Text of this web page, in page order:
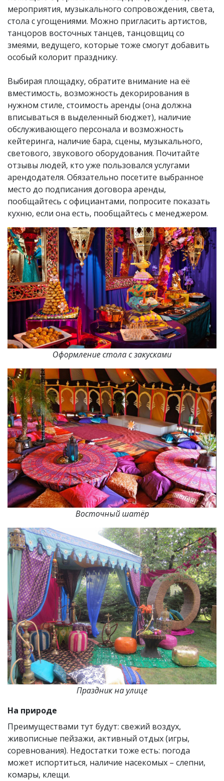
мероприятия, музыкального сопровождения, света,
стола с угощениями. Можно пригласить артистов,
танцоров восточных танцев, танцовщиц со
змеями, ведущего, которые тоже смогут добавить
особый колорит празднику.
Выбирая площадку, обратите внимание на её
вместимость, возможность декорирования в
нужном стиле, стоимость аренды (она должна
вписываться в выделенный бюджет), наличие
обслуживающего персонала и возможность
кейтеринга, наличие бара, сцены, музыкального,
светового, звукового оборудования. Почитайте
отзывы людей, кто уже пользовался услугами
арендодателя. Обязательно посетите выбранное
место до подписания договора аренды,
пообщайтесь с официантами, попросите показать
кухню, если она есть, пообщайтесь с менеджером.
Оформление стола с закусками
Восточный шатёр
Праздник на улице
На природе
Преимуществами тут будут: свежий воздух,
живописные пейзажи, активный отдых (игры,
соревнования). Недостатки тоже есть: погода
может испортиться, наличие насекомых – слепни,
комары, клещи.